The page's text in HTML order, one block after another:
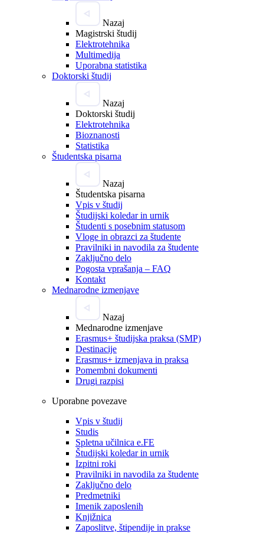
Nazaj
Magistrski študij
Elektrotehnika
Multimedija
Uporabna statistika
Doktorski študij
Nazaj
Doktorski študij
Elektrotehnika
Bioznanosti
Statistika
Študentska pisarna
Nazaj
Študentska pisarna
Vpis v študij
Študijski koledar in urnik
Študenti s posebnim statusom
Vloge in obrazci za študente
Pravilniki in navodila za študente
Zaključno delo
Pogosta vprašanja – FAQ
Kontakt
Mednarodne izmenjave
Nazaj
Mednarodne izmenjave
Erasmus+ študijska praksa (SMP)
Destinacije
Erasmus+ izmenjava in praksa
Pomembni dokumenti
Drugi razpisi
Uporabne povezave
Vpis v študij
Studis
Spletna učilnica e.FE
Študijski koledar in urnik
Izpitni roki
Pravilniki in navodila za študente
Zaključno delo
Predmetniki
Imenik zaposlenih
Knjižnica
Zaposlitve, štipendije in prakse